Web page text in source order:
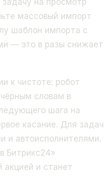
массовый импорт
шаблон импорта с
— это в разы снижает
к чистоте: робот
словам в
шага на
касание. Для задач
и автоисполнителями.
Битрикс24»
акцией и станет